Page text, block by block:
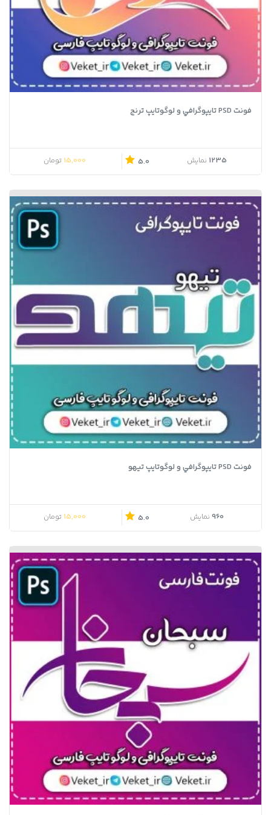
فونت PSD تايپوگرافي و لوگوتايپ ترنج
1235 نمایش 5.0
15,000 تومان
فونت PSD تايپوگرافي و لوگوتايپ تیهو
960 نمایش 5.0
15,000 تومان